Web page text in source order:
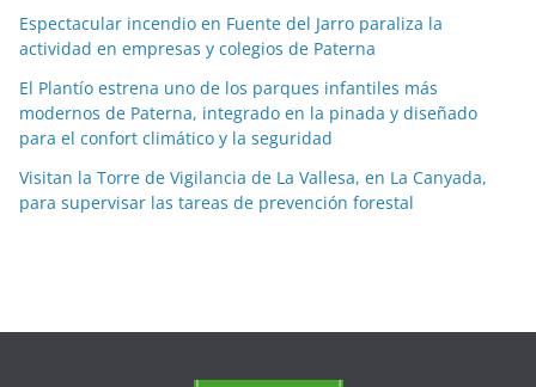
p
o
m
e
e
Espectacular incendio en Fuente del Jarro paraliza la
actividad en empresas y colegios de Paterna
El Plantío estrena uno de los parques infantiles más
modernos de Paterna, integrado en la pinada y diseñado
para el confort climático y la seguridad
Visitan la Torre de Vigilancia de La Vallesa, en La Canyada,
para supervisar las tareas de prevención forestal